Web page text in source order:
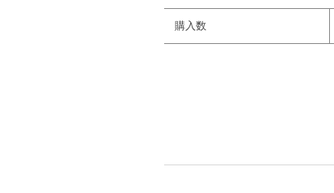
購入数